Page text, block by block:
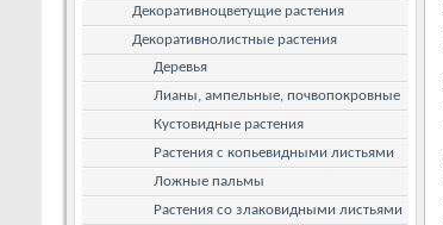
Декоративноцветущие растения
Декоративнолистные растения
Деревья
Лианы, ампельные, почвопокровные
Кустовидные растения
Растения с копьевидными листьями
Ложные пальмы
Растения со злаковидными листьями